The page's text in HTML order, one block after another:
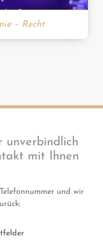
– Recht
unverbindlich
mit Ihnen
und wir